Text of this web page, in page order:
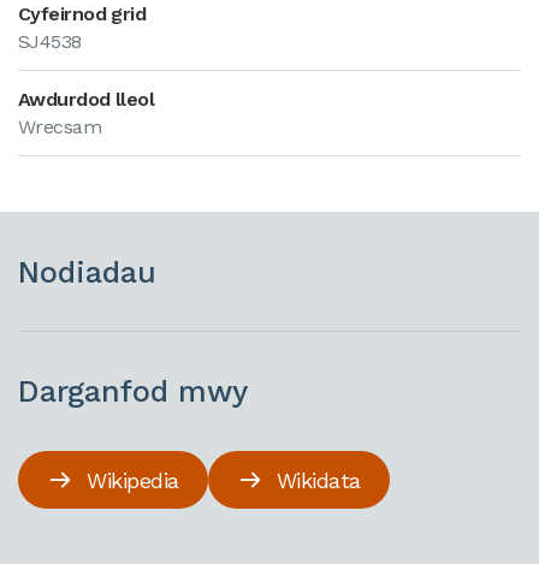
Cyfeirnod grid
SJ4538
Awdurdod lleol
Wrecsam
Nodiadau
Darganfod mwy
Wikipedia Wikidata